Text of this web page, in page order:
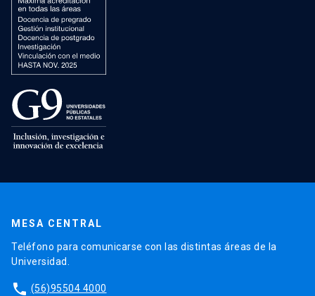
MESA CENTRAL
Teléfono para comunicarse con las distintas áreas de la
Universidad.
phone (56)95504 4000